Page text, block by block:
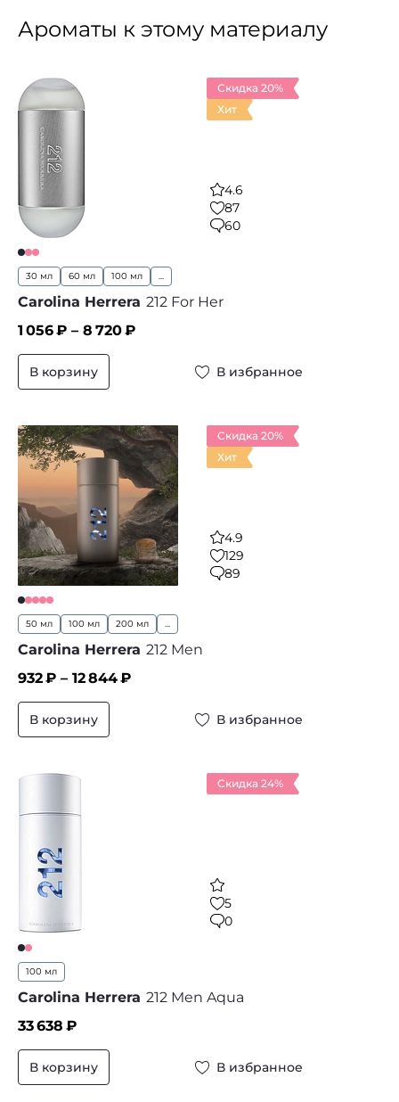
Ароматы к этому материалу
Скидка 20%
Хит
4.6
87
60
30 мл 60 мл 100 мл ...
Carolina Herrera 212 For Her
1 056₽ – 8 720₽
В корзину В избранное
Скидка 20%
Хит
4.9
129
89
50 мл 100 мл 200 мл ...
Carolina Herrera 212 Men
932₽ – 12 844₽
В корзину В избранное
Скидка 24%
5
0
100 мл
Carolina Herrera 212 Men Aqua
33 638 ₽
В корзину В избранное